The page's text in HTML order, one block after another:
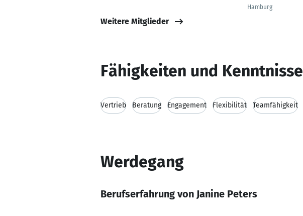
Hamburg
Weitere Mitglieder
Fähigkeiten und Kenntnisse
Vertrieb Beratung Engagement Flexibilität Teamfähigkeit
Werdegang
Berufserfahrung von Janine Peters